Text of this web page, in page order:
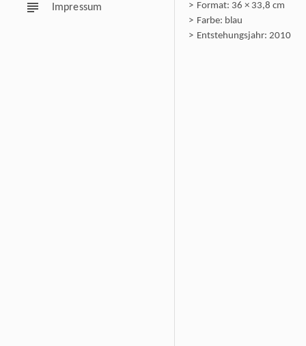
subject Impressum
Format: 36 × 33,8 cm
Farbe: blau
Entstehungsjahr: 2010